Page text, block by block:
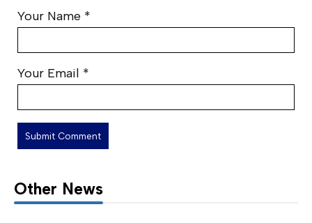
Your Name *
Your Email *
Other News